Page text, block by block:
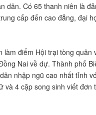
dân. Có 65 thanh niên là
cấp đến cao đẳng, đại
điểm Hội trại tòng quân
Nai về dự. Thành phố
nhập ngũ cao nhất tỉnh
và 4 cặp song sinh viết đơn